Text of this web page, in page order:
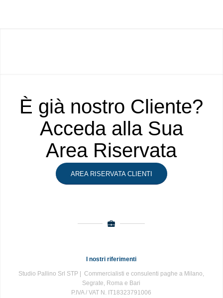
È già nostro Cliente?
Acceda alla Sua
Area Riservata
AREA RISERVATA CLIENTI
I nostri riferimenti
Studio Pallino Srl STP | Commercialisti e consulenti paghe a Milano,
Segrate, Roma e Bari
P.IVA / VAT N. IT18323791006